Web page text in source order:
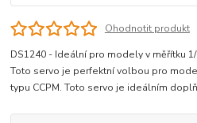
Ohodnotit produkt
DS1240 - Ideální pro modely v měřítku
Toto servo je perfektní volbou pro
typu CCPM. Toto servo je ideálním